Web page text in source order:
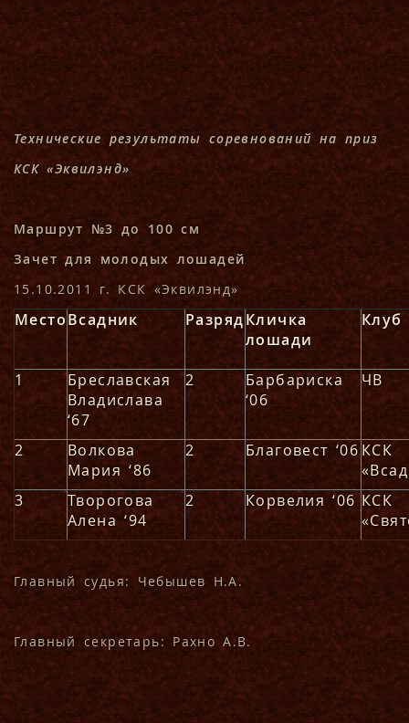
Технические результаты соревнований на приз
КСК «Эквилэнд»
Маршрут №3 до 100 см
Зачет для молодых лошадей
15.10.2011 г. КСК «Эквилэнд»
МестоВсадник РазрядКличка
лошади
Клуб
1
Бреславская
Владислава
‘67
2
Барбариска
‘06
ЧВ
2
Волкова
Мария ‘86
2 Благовест ‘06 КСК
3
Творогова
Алена ‘94
2 Корвелия ‘06 КСК
Главный судья: Чебышев Н.А.
Главный секретарь: Рахно А.В.